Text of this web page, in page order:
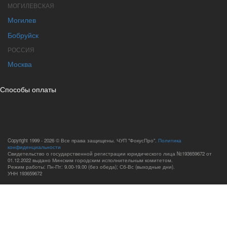
МОГИЛЕВСКАЯ
Могилев
Бобруйск
РОССИЯ
Москва
Способы оплаты
Copyright 1999 - 2026 © Все права защищены. ЧУП "ФокусПро". Политика
конфиденциальности
Свидетельство о государственной регистрации юридического лица №193659672 от
01.12.2022 выдано Минским городским исполнительным комитетом.
Режим работы: Пн-Пт: 9.00-19.00 (без обеда); Сб-Вс (выходные дни).
УНН 193659672